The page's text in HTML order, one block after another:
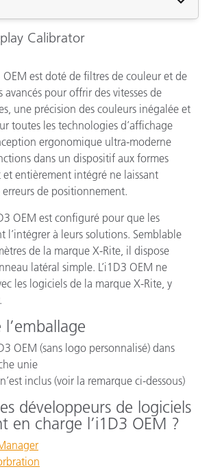
Calibrator
OEM est doté de filtres de couleur et de
avancés pour offrir des vitesses de
une précision des couleurs inégalée et
toutes les technologies d’affichage
ergonomique ultra-moderne
dans un dispositif aux formes
et entièrement intégré ne laissant
de positionnement.
OEM est configuré pour que les
l’intégrer à leurs solutions. Semblable
de la marque X-Rite, il dispose
latéral simple. L’i1D3 OEM ne
les logiciels de la marque X-Rite, y
OEM (sans logo personnalisé) dans
unie
inclus (voir la remarque ci-dessous)
développeurs de logiciels
en charge l’i1D3 OEM ?